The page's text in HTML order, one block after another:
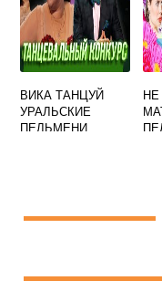
ВИКА ТАНЦУЙ
УРАЛЬСКИЕ
ПЕЛЬМЕНИ